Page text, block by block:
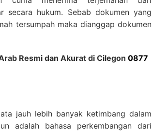
secara hukum. Sebab dokumen yang
tersumpah maka dianggap dokumen
Resmi dan Akurat di Cilegon 0877
jauh lebih banyak ketimbang dalam
adalah bahasa perkembangan dari